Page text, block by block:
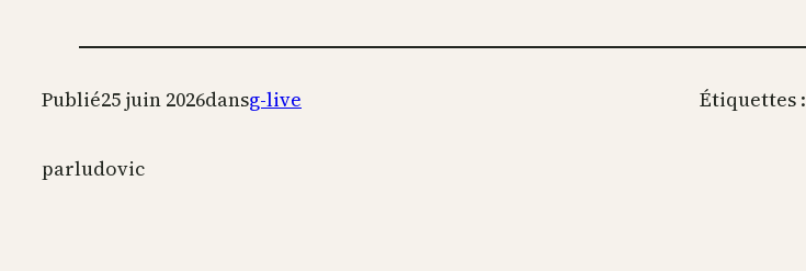
Publié25 juin 2026dansg-live
parludovic
Étiquettes :